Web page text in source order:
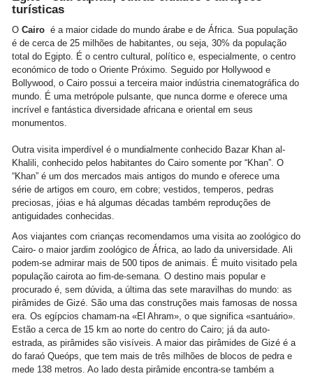
turísticas
O Cairo é a maior cidade do mundo árabe e de África. Sua população
é de cerca de 25 milhões de habitantes, ou seja, 30% da população
total do Egipto. É o centro cultural, político e, especialmente, o centro
económico de todo o Oriente Próximo. Seguido por Hollywood e
Bollywood, o Cairo possui a terceira maior indústria cinematográfica do
mundo. É uma metrópole pulsante, que nunca dorme e oferece uma
incrível e fantástica diversidade africana e oriental em seus
monumentos.
Outra visita imperdível é o mundialmente conhecido Bazar Khan al-
Khalili, conhecido pelos habitantes do Cairo somente por “Khan”. O
“Khan” é um dos mercados mais antigos do mundo e oferece uma
série de artigos em couro, em cobre; vestidos, temperos, pedras
preciosas, jóias e há algumas décadas também reproduções de
antiguidades conhecidas.
Aos viajantes com crianças recomendamos uma visita ao zoológico do
Cairo- o maior jardim zoológico de África, ao lado da universidade. Ali
podem-se admirar mais de 500 tipos de animais. É muito visitado pela
população cairota ao fim-de-semana. O destino mais popular e
procurado é, sem dúvida, a última das sete maravilhas do mundo: as
pirâmides de Gizé. São uma das construções mais famosas de nossa
era. Os egípcios chamam-na «El Ahram», o que significa «santuário».
Estão a cerca de 15 km ao norte do centro do Cairo; já da auto-
estrada, as pirâmides são visíveis. A maior das pirâmides de Gizé é a
do faraó Queóps, que tem mais de três milhões de blocos de pedra e
mede 138 metros. Ao lado desta pirâmide encontra-se também a